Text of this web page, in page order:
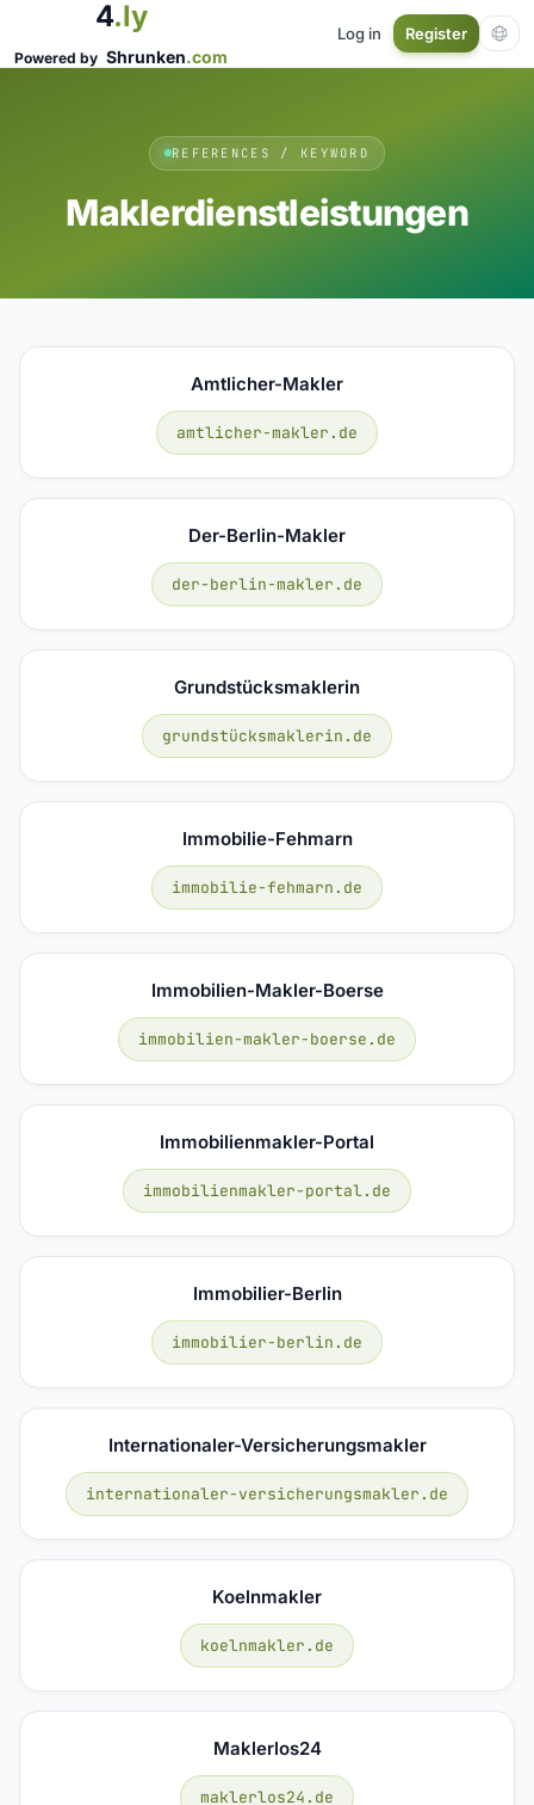
4.ly
Powered by Shrunken.com
Log in Register
REFERENCES / KEYWORD
Maklerdienstleistungen
Amtlicher-Makler
amtlicher-makler.de
Der-Berlin-Makler
der-berlin-makler.de
Grundstücksmaklerin
grundstücksmaklerin.de
Immobilie-Fehmarn
immobilie-fehmarn.de
Immobilien-Makler-Boerse
immobilien-makler-boerse.de
Immobilienmakler-Portal
immobilienmakler-portal.de
Immobilier-Berlin
immobilier-berlin.de
Internationaler-Versicherungsmakler
internationaler-versicherungsmakler.de
Koelnmakler
koelnmakler.de
Maklerlos24
maklerlos24.de